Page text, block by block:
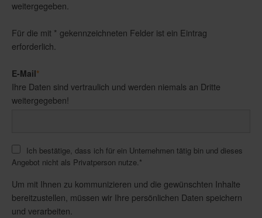
weitergegeben.
Für die mit * gekennzeichneten Felder ist ein Eintrag
erforderlich.
E-Mail*
Ihre Daten sind vertraulich und werden niemals an Dritte
weitergegeben!
Ich bestätige, dass ich für ein Unternehmen tätig bin und dieses
Angebot nicht als Privatperson nutze.*
Um mit Ihnen zu kommunizieren und die gewünschten Inhalte
bereitzustellen, müssen wir Ihre persönlichen Daten speichern
und verarbeiten.